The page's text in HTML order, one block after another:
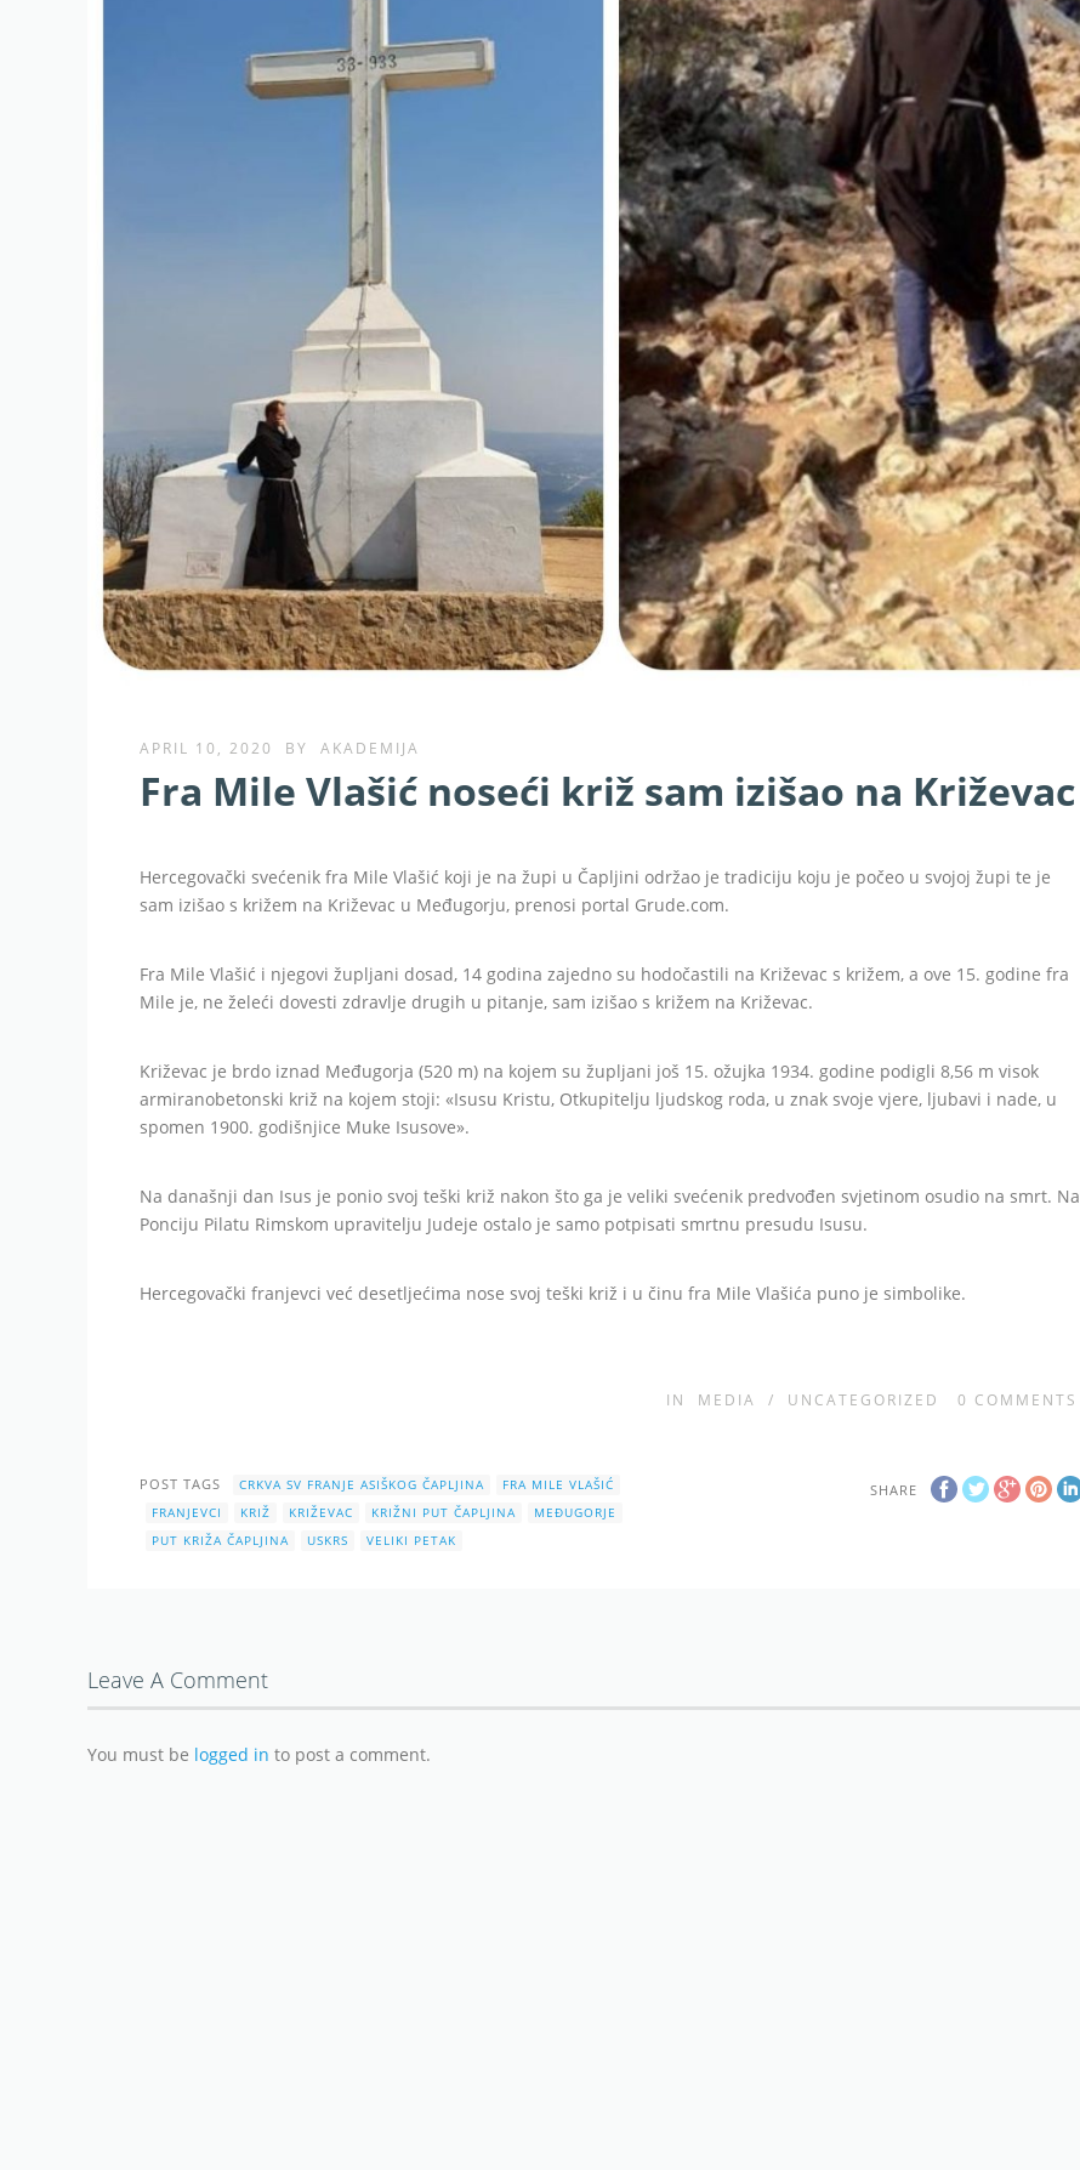
APRIL 10, 2020 BY AKADEMIJA
Fra Mile Vlašić noseći križ sam izišao na Križevac
Hercegovački svećenik fra Mile Vlašić koji je na župi u Čapljini održao je tradiciju koju je počeo u svojoj župi te je
sam izišao s križem na Križevac u Međugorju, prenosi portal Grude.com.
Fra Mile Vlašić i njegovi župljani dosad, 14 godina zajedno su hodočastili na Križevac s križem, a ove 15. godine fra
Mile je, ne želeći dovesti zdravlje drugih u pitanje, sam izišao s križem na Križevac.
Križevac je brdo iznad Međugorja (520 m) na kojem su župljani još 15. ožujka 1934. godine podigli 8,56 m visok
armiranobetonski križ na kojem stoji: «Isusu Kristu, Otkupitelju ljudskog roda, u znak svoje vjere, ljubavi i nade, u
spomen 1900. godišnjice Muke Isusove».
Na današnji dan Isus je ponio svoj teški križ nakon što ga je veliki svećenik predvođen svjetinom osudio na smrt. Na
Ponciju Pilatu Rimskom upravitelju Judeje ostalo je samo potpisati smrtnu presudu Isusu.
Hercegovački franjevci već desetljećima nose svoj teški križ i u činu fra Mile Vlašića puno je simbolike.
IN MEDIA / UNCATEGORIZED 0 COMMENTS
SHARE
POST TAGS CRKVA SV FRANJE ASIŠKOG ČAPLJINA
FRA MILE VLAŠIĆ
FRANJEVCI
KRIŽ KRIŽEVAC KRIŽNI PUT ČAPLJINA
MEĐUGORJE
PUT KRIŽA ČAPLJINA
USKRS VELIKI PETAK
Leave A Comment
You must be logged in to post a comment.